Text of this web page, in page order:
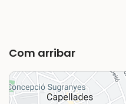
Com arribar